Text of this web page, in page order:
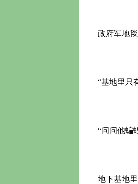
政府军地毯
“基地里只
“问问他蝙
地下基地里